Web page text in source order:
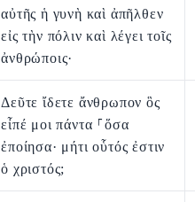
αὐτῆς ἡ γυνὴ καὶ ἀπῆλθεν
εἰς τὴν πόλιν καὶ λέγει τοῖς
ἀνθρώποις·
Δεῦτε ἴδετε ἄνθρωπον ὃς
εἶπέ μοι πάντα ⸀ὅσα
ἐποίησα· μήτι οὗτός ἐστιν
ὁ χριστός;